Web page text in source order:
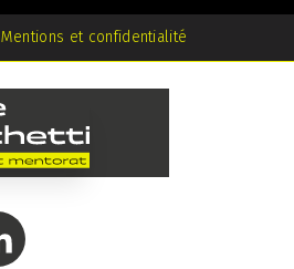
Mentions et confidentialité